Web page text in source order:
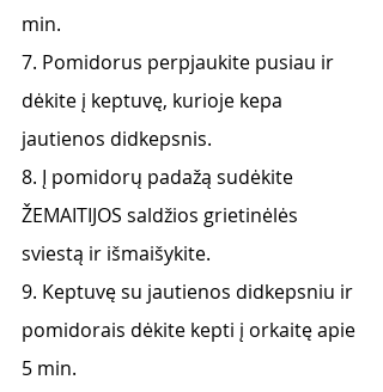
min.
7. Pomidorus perpjaukite pusiau ir
dėkite į keptuvę, kurioje kepa
jautienos didkepsnis.
8. Į pomidorų padažą sudėkite
ŽEMAITIJOS saldžios grietinėlės
sviestą ir išmaišykite.
9. Keptuvę su jautienos didkepsniu ir
pomidorais dėkite kepti į orkaitę apie
5 min.